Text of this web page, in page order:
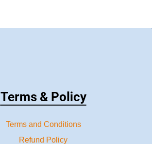
Terms & Policy
Terms and Conditions
Refund Policy